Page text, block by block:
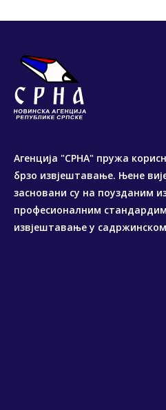
Агенција "СРНА" пружа
брзо извјештавање. Њене
засновани су на поузданим
професионалним
извјештавање у